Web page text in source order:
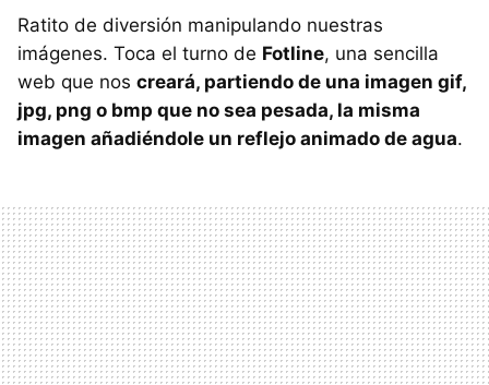
Ratito de diversión manipulando nuestras
imágenes. Toca el turno de Fotline, una sencilla
web que nos creará, partiendo de una imagen gif,
jpg, png o bmp que no sea pesada, la misma
imagen añadiéndole un reflejo animado de agua.